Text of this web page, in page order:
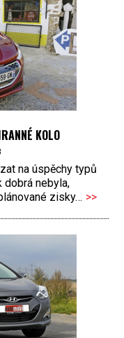
KOLO
na úspěchy typů
nebyla,
zisky… >>